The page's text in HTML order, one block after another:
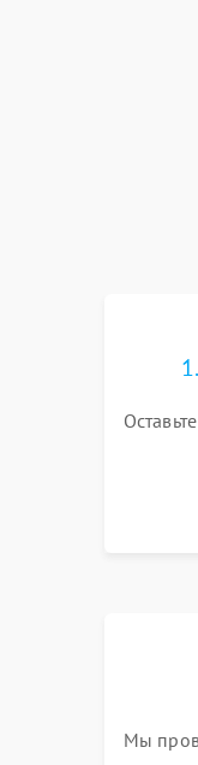
Мы